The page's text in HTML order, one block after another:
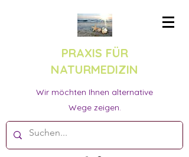
PRAXIS FÜR
NATURMEDIZIN
Wir möchten Ihnen alternative
Wege zeigen.